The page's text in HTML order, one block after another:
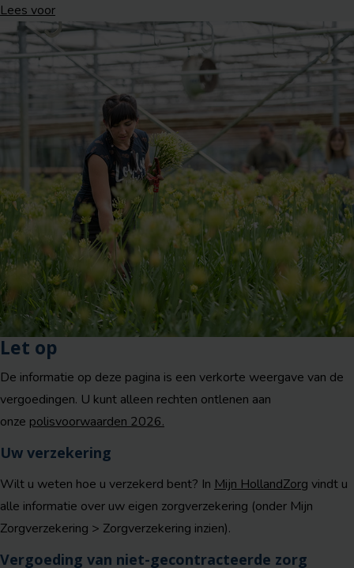
Lees voor
Let op
De informatie op deze pagina is een verkorte weergave van de
vergoedingen. U kunt alleen rechten ontlenen aan
onze polisvoorwaarden 2026.
Uw verzekering
Wilt u weten hoe u verzekerd bent? In Mijn HollandZorg vindt u
alle informatie over uw eigen zorgverzekering (onder Mijn
Zorgverzekering > Zorgverzekering inzien).
Vergoeding van niet-gecontracteerde zorg